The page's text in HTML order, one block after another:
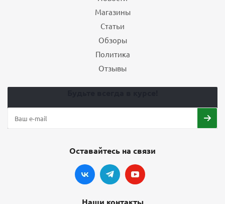
Магазины
Статьи
Обзоры
Политика
Отзывы
Оставайтесь на связи
Наши контакты